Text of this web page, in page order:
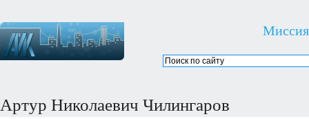
Миссия
Артур Николаевич Чилингаров